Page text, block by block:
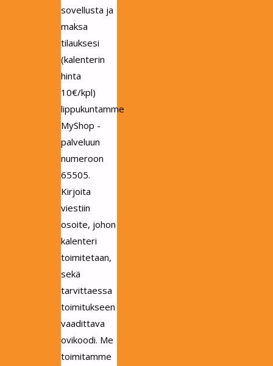
sovellusta ja
maksa
tilauksesi
(kalenterin
hinta
10€/kpl)
lippukuntamme
MyShop -
palveluun
numeroon
65505.
Kirjoita
viestiin
osoite, johon
kalenteri
toimitetaan,
sekä
tarvittaessa
toimitukseen
vaadittava
ovikoodi. Me
toimitamme